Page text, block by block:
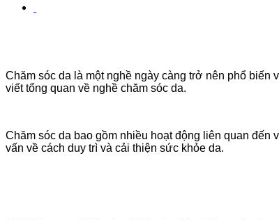
Chăm sóc da là một nghề ngày càng trở nên phổ
viết tổng quan về nghề chăm sóc da.
Chăm sóc da bao gồm nhiều hoạt động liên quan
vấn về cách duy trì và cải thiện sức khỏe da.